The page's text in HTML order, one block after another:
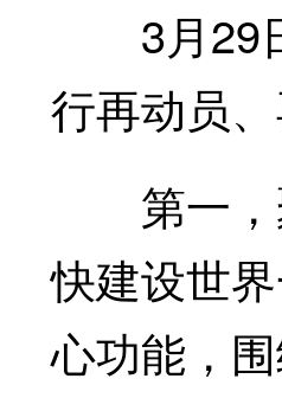
3月29日
行再动员
第一，
快建设世
心功能，